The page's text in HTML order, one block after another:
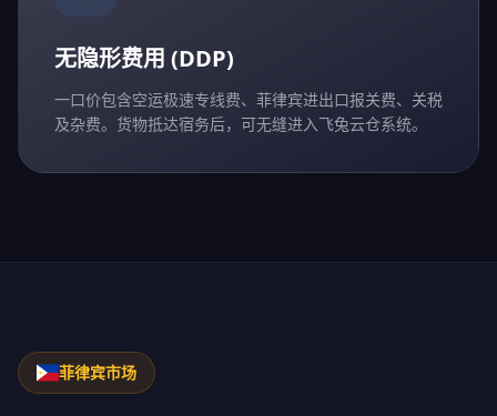
无隐形费用 (DDP)
一口价包含空运极速专线费、菲律宾进出口报关费、关税
及杂费。货物抵达宿务后，可无缝进入飞兔云仓系统。
菲律宾市场